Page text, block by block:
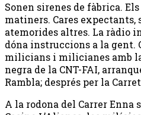
Sonen sirenes de fàbrica.
matiners. Cares expectants,
atemorides altres. La ràdio
dóna instruccions a la gent.
milicians i milicianes amb
negra de la CNT-FAI,
Rambla; després per la
A la rodona del Carrer Enna